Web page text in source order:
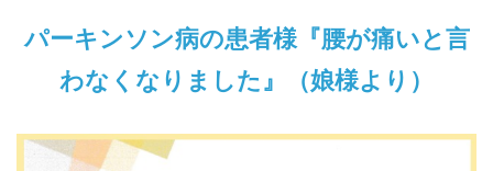
パーキンソン病の患者様『腰が痛いと言
わなくなりました』（娘様より）